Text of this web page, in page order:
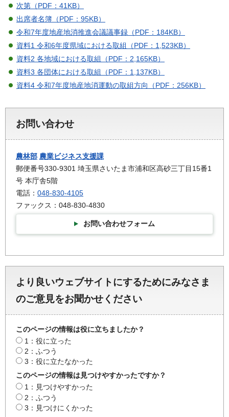
次第（PDF：41KB）
出席者名簿（PDF：95KB）
令和7年度地産地消推進会議議事録（PDF：184KB）
資料1 令和6年度県域における取組（PDF：1,523KB）
資料2 各地域における取組（PDF：2,165KB）
資料3 各団体における取組（PDF：1,137KB）
資料4 令和7年度地産地消運動の取組方向（PDF：256KB）
お問い合わせ
農林部 農業ビジネス支援課
郵便番号330-9301 埼玉県さいたま市浦和区高砂三丁目15番1
号 本庁舎5階
電話： 048-830-4105
ファックス：048-830-4830
お問い合わせフォーム
より良いウェブサイトにするためにみなさま
のご意見をお聞かせください
このページの情報は役に立ちましたか？
1：役に立った
2：ふつう
3：役に立たなかった
このページの情報は見つけやすかったですか？
1：見つけやすかった
2：ふつう
3：見つけにくかった